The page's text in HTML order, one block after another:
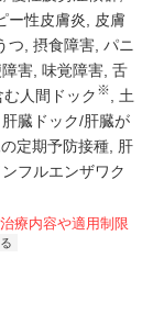
ー性皮膚炎
皮膚
つ 摂食障害 パニ
害 味覚障害 舌
人間ドック ※
土
肝臓ドック/肝臓が
定期予防接種
肝
ンフルエンザワク
療内容や適用制限